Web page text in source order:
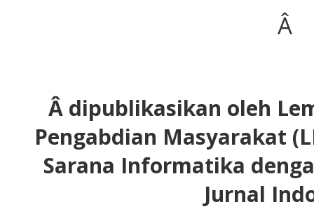
Â
Â dipublikasikan oleh
Pengabdian Masyarakat
Sarana Informatika
Jurnal